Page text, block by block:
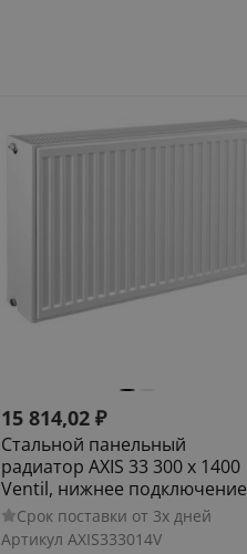
15 814,02 ₽
Стальной панельный
радиатор AXIS 33 300 x 1400
Ventil, нижнее подключение
Срок поставки от 3х дней
Артикул AXIS333014V